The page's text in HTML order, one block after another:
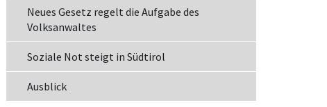
Neues Gesetz regelt die Aufgabe des
Volksanwaltes
Soziale Not steigt in Südtirol
Ausblick